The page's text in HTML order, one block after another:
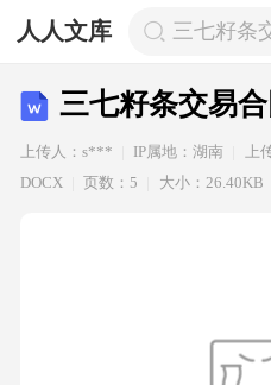
人人文库 三七籽条
三七籽条交易合
上传人：s*** IP属地：湖南 上
DOCX
页数：5 大小：26.40KB